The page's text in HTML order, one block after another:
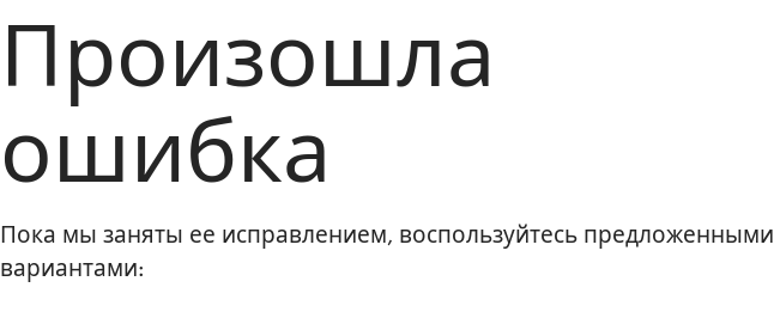
Произошла
ошибка
Пока мы заняты ее исправлением, воспользуйтесь предложенными
вариантами: